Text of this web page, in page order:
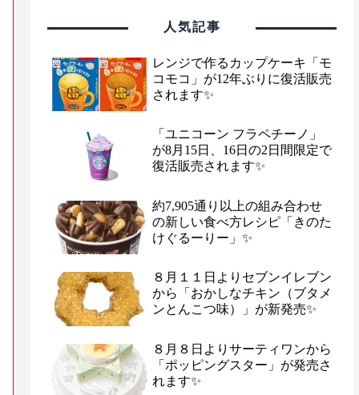
人気記事
レンジで作るカップケーキ「モ
コモコ」が12年ぶりに復活販売
されます✨
「ユニコーン フラペチーノ」
が8月15日、16日の2日間限定で
復活販売されます✨
約7,905通り以上の組み合わせ
の新しい食べ方レシピ「きのた
けぐるーりー」✨
８月１１日よりセブンイレブン
から「おかしなチキン（ブタメ
ンとんこつ味）」が新発売✨
８月８日よりサーティワンから
「ポッピングスター」が発売さ
れます✨